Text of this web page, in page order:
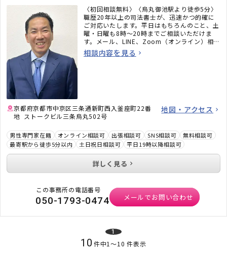
〈初回相談無料〉〈烏丸御池駅より徒歩5分〉
職歴20年以上の司法書士が、迅速かつ的確に
ご対応いたします。平日はもちろんのこと、土
曜・日曜も8時〜20時までご相談いただけま
す。メール、LINE、Zoom（オンライン）相談
も承ります。必ず何かしらのアドバイスをさせ
ていただきますので、お気軽にご連絡くださ
相談内容を見る
京都府京都市中京区三条通新町西入釜座町22番
地 ストークビル三条烏丸502号
地図・アクセス
男性専門家在籍 オンライン相談可 出張相談可 SNS相談可
無料相談可
最寄駅から徒歩5分以内
土日祝日相談可 平日19時以降相談可
詳しく見る
この事務所の電話番号
050-1793-0474 メールでお問い合わせ
1
10 件中1〜10 件表示